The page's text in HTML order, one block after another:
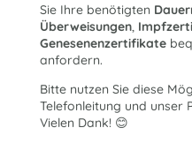
Sie Ihre benötigten
Überweisungen,
Genesenenzertifikate
anfordern.
Bitte nutzen Sie diese
Telefonleitung und unser
Vielen Dank! 😊